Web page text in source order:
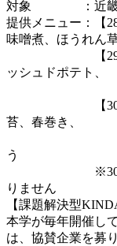
対象 ：近畿大
提供メニュー：【
味噌煮、ほうれん
【29日】牛
ッシュドポテト、
マフィン(
【30日】ラ
苔、春巻き、
焼売、ブ
う
※30日は明治
りません
【課題解決型
本学が毎年開催し
は、協賛企業を募